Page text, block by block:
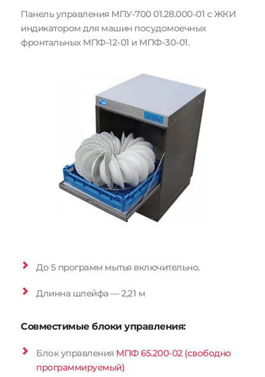
Панель управления МПУ-700 01.28.000-01 с ЖКИ
индикатором для машин посудомоечных
фронтальных МПФ-12-01 и МПФ-30-01.
До 5 программ мытья включительно.
Длинна шлейфа — 2,21 м
Совместимые блоки управления:
Блок управления МПФ 65.200-02 (свободно
программируемый)